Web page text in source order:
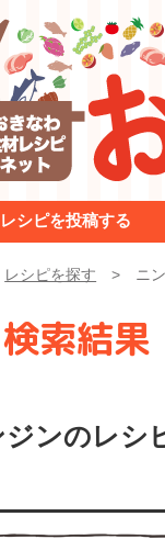
レシピを投稿する
レシピを探す ニ
検索結果
ジンのレシ